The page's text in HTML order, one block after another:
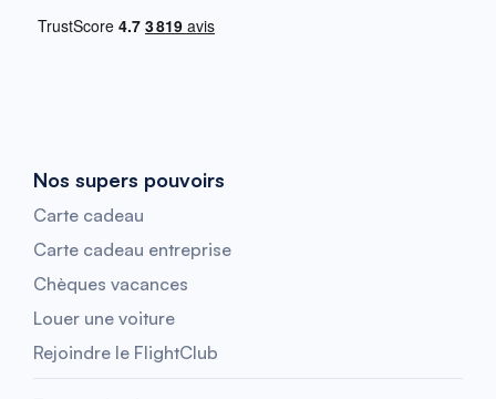
Nos supers pouvoirs
Carte cadeau
Carte cadeau entreprise
Chèques vacances
Louer une voiture
Rejoindre le FlightClub